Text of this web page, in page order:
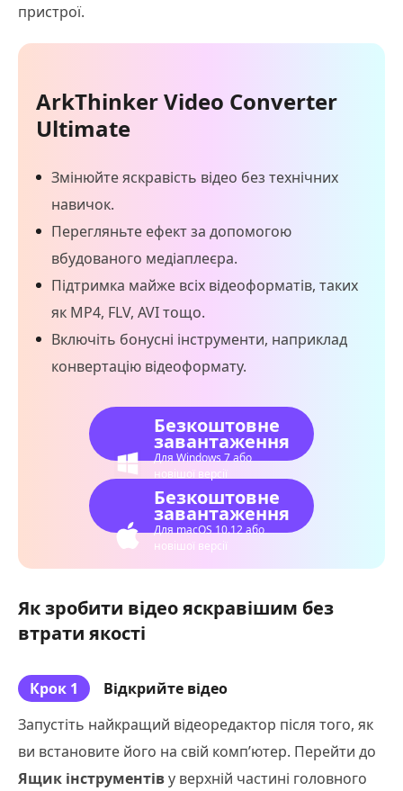
пристрої.
ArkThinker Video Converter
Ultimate
Змінюйте яскравість відео без технічних
навичок.
Перегляньте ефект за допомогою
вбудованого медіаплеєра.
Підтримка майже всіх відеоформатів, таких
як MP4, FLV, AVI тощо.
Включіть бонусні інструменти, наприклад
конвертацію відеоформату.
Безкоштовне
завантаження
Для Windows 7 або
новішої версії
Безкоштовне
завантаження
Для macOS 10.12 або
новішої версії
Як зробити відео яскравішим без
втрати якості
Крок 1
Відкрийте відео
Запустіть найкращий відеоредактор після того, як
ви встановите його на свій комп’ютер. Перейти до
Ящик інструментіву верхній частині головного